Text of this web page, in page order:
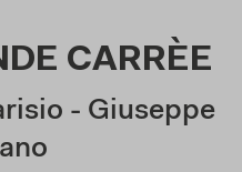
CARRÈE
- Giuseppe